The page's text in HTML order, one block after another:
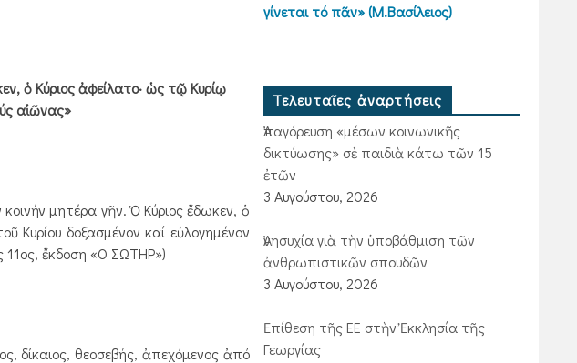
ὁ Κύριος ἀφείλατο· ὡς τῷ Κυρίῳ
αἰῶνας»
μητέρα γῆν. Ὁ Κύριος ἔδωκεν, ὁ
Κυρίου δοξασμένον καί εὐλογημένον
ἔκδοση «Ο ΣΩΤΗΡ»)
δίκαιος, θεοσεβής, ἀπεχόμενος ἀπό
γίνεται τό πᾶν» (Μ.Βασίλειος)
Τελευταῖες ἀναρτήσεις
Ἀπαγόρευση «μέσων κοινωνικῆς
δικτύωσης» σὲ παιδιὰ κάτω τῶν 15
ἐτῶν
3 Αυγούστου, 2026
Ἀνησυχία γιὰ τὴν ὑποβάθμιση τῶν
ἀνθρωπιστικῶν σπουδῶν
3 Αυγούστου, 2026
Ἐπίθεση τῆς ΕΕ στὴν Ἐκκλησία τῆς
Γεωργίας